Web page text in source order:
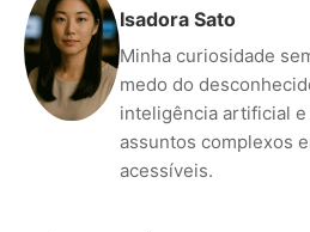
Isadora Sato
Minha curiosidade
medo do
inteligência artificial
assuntos complexos
acessíveis.